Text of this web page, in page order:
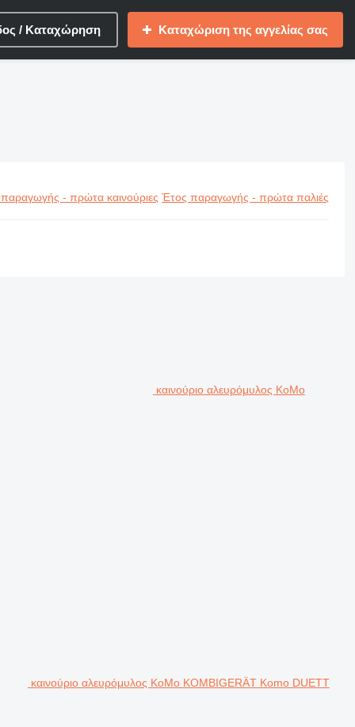
/ Καταχώρηση Καταχώριση της αγγελίας σας
- πρώτα καινούριες Έτος παραγωγής - πρώτα παλιές
καινούριο αλευρόμυλος KoMo
καινούριο αλευρόμυλος KoMo KOMBIGERÄT Komo DUETT